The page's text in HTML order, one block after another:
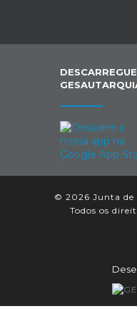
© 2026 Junta de
Todos os